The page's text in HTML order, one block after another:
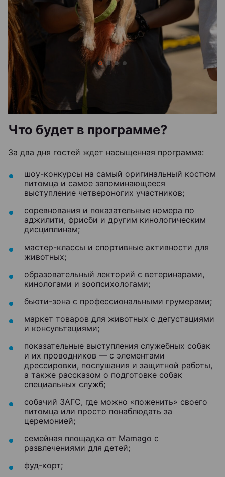
Что будет в программе?
За два дня гостей ждет насыщенная программа:
шоу-конкурсы на самый оригинальный костюм
питомца и самое запоминающееся
выступление четвероногих участников;
соревнования и показательные номера по
аджилити, фрисби и другим кинологическим
дисциплинам;
мастер-классы и спортивные активности для
животных;
образовательный лекторий с ветеринарами,
кинологами и зоопсихологами;
бьюти-зона с профессиональными грумерами;
маркет товаров для животных с дегустациями
и консультациями;
показательные выступления служебных собак
и их проводников — с элементами
дрессировки, послушания и защитной работы,
а также рассказом о подготовке собак
специальных служб;
собачий ЗАГС, где можно «поженить» своего
питомца или просто понаблюдать за
церемонией;
семейная площадка от Mamago с
развлечениями для детей;
фуд-корт;